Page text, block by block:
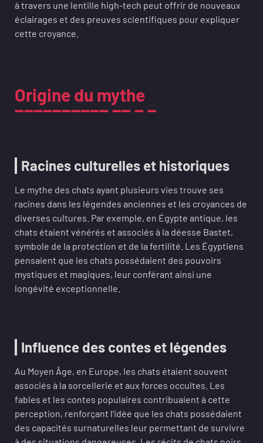
à travers une lentille high-tech peut offrir de nouveaux
éclairages et des preuves scientifiques pour expliquer
cette croyance.
Origine du mythe
Racines culturelles et historiques
Le mythe des chats ayant plusieurs vies trouve ses
racines dans les légendes anciennes et les croyances de
diverses cultures. Par exemple, en Égypte antique, les
chats étaient vénérés et associés à la déesse Bastet,
symbole de la protection et de la fertilité. Les Égyptiens
pensaient que les chats possédaient des pouvoirs
mystiques et magiques, leur conférant ainsi une
longévité exceptionnelle.
Influence des contes et légendes
Au Moyen Âge, en Europe, les chats étaient souvent
associés à la sorcellerie et aux forces occultes. Les
fables et les contes populaires contribuaient à cette
perception, renforçant l’idée que les chats possédaient
des capacités surnaturelles leur permettant de survivre